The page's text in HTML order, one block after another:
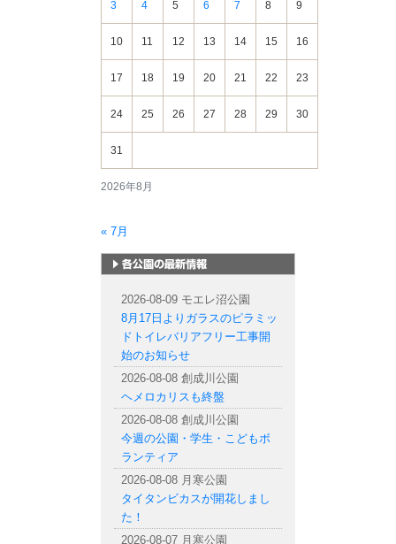
2026年8月
3 4 5 6 7 8 9
10 11 12 13 14 15 16
17 18 19 20 21 22 23
24 25 26 27 28 29 30
31
« 7月
2026-08-09 モエレ沼公園
8月17日よりガラスのピラミッ
ドトイレバリアフリー工事開
始のお知らせ
2026-08-08 創成川公園
ヘメロカリスも終盤
2026-08-08 創成川公園
今週の公園・学生・こどもボ
ランティア
2026-08-08 月寒公園
タイタンビカスが開花しまし
た！
2026-08-07 月寒公園